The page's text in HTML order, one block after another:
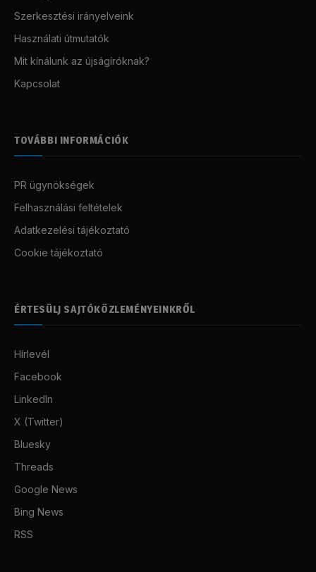
Szerkesztési irányelveink
Használati útmutatók
Mit kínálunk az újságíróknak?
Kapcsolat
TOVÁBBI INFORMÁCIÓK
PR ügynökségek
Felhasználási feltételek
Adatkezelési tájékoztató
Cookie tájékoztató
ÉRTESÜLJ SAJTÓKÖZLEMÉNYEINKRŐL
Hírlevél
Facebook
LinkedIn
X (Twitter)
Bluesky
Threads
Google News
Bing News
RSS